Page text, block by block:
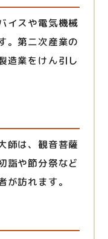
イスや電気機械
。第二次産業の
造業をけん引し
師は、観音菩薩
詣や節分祭など
訪れます。